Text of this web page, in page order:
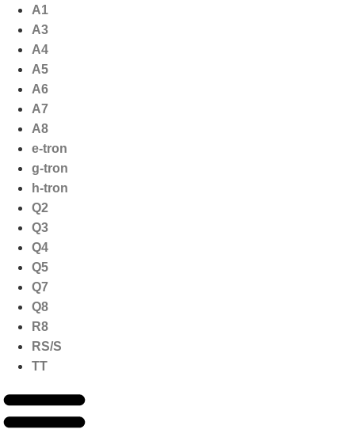
naar
inhoud
A1
A3
A4
A5
A6
A7
A8
e-tron
g-tron
h-tron
Q2
Q3
Q4
Q5
Q7
Q8
R8
RS/S
TT